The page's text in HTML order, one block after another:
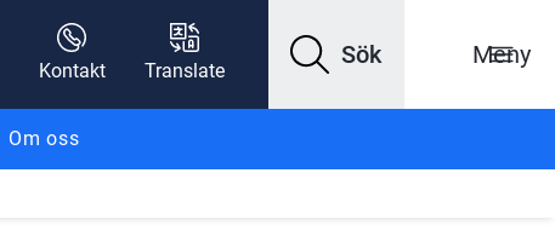
Kontakt Translate
Sök Meny
Om oss